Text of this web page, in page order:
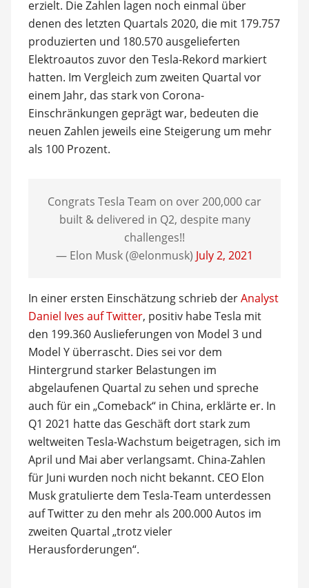
erzielt. Die Zahlen lagen noch einmal über
denen des letzten Quartals 2020, die mit 179.757
produzierten und 180.570 ausgelieferten
Elektroautos zuvor den Tesla-Rekord markiert
hatten. Im Vergleich zum zweiten Quartal vor
einem Jahr, das stark von Corona-
Einschränkungen geprägt war, bedeuten die
neuen Zahlen jeweils eine Steigerung um mehr
als 100 Prozent.
Congrats Tesla Team on over 200,000 car
built & delivered in Q2, despite many
challenges!!
— Elon Musk (@elonmusk) July 2, 2021
In einer ersten Einschätzung schrieb derAnalyst
Daniel Ives auf Twitter, positiv habe Tesla mit
den 199.360 Auslieferungen von Model 3 und
Model Y überrascht. Dies sei vor dem
Hintergrund starker Belastungen im
abgelaufenen Quartal zu sehen und spreche
auch für ein „Comeback“ in China, erklärte er. In
Q1 2021 hatte das Geschäft dort stark zum
weltweiten Tesla-Wachstum beigetragen, sich im
April und Mai aber verlangsamt. China-Zahlen
für Juni wurden noch nicht bekannt. CEO Elon
Musk gratulierte dem Tesla-Team unterdessen
auf Twitter zu den mehr als 200.000 Autos im
zweiten Quartal „trotz vieler
Herausforderungen“.